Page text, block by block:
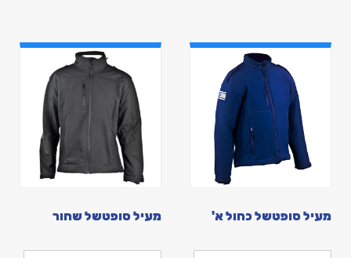
מעיל סופטשל כחול א' מעיל סופטשל שחור